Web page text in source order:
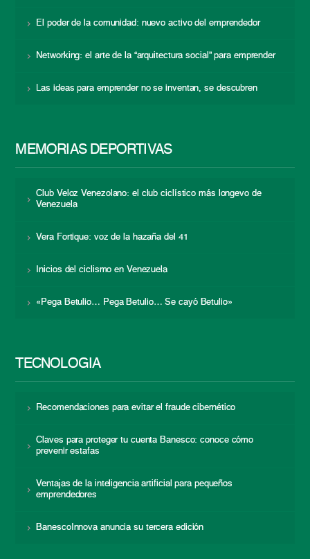
El poder de la comunidad: nuevo activo del emprendedor
Networking: el arte de la “arquitectura social” para emprender
Las ideas para emprender no se inventan, se descubren
MEMORIAS DEPORTIVAS
Club Veloz Venezolano: el club ciclístico más longevo de
Venezuela
Vera Fortique: voz de la hazaña del 41
Inicios del ciclismo en Venezuela
«Pega Betulio… Pega Betulio… Se cayó Betulio»
TECNOLOGÍA
Recomendaciones para evitar el fraude cibernético
Claves para proteger tu cuenta Banesco: conoce cómo
prevenir estafas
Ventajas de la inteligencia artificial para pequeños
emprendedores
BanescoInnova anuncia su tercera edición